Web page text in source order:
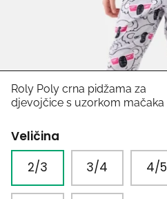
LIU JO
Harvard
Roly Poly crna pidžama za
djevojčice s uzorkom mačaka
Veličina
2/3
3/4 4/5